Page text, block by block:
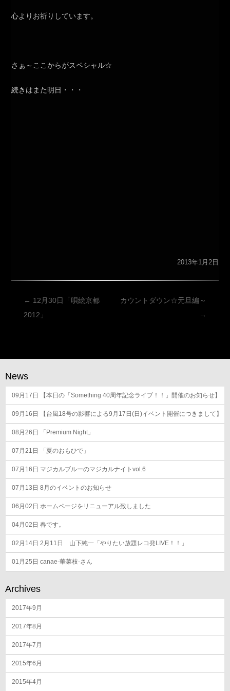
心よりお祈りしています。
さぁ～ここからがスペシャル☆
続きはまた明日・・・
2013年1月2日
投
稿
ゲ
ー
シ
ョ
ン
← 12月30日「唄絵京都
2012」
カウントダウン☆元旦編～
→
News
09月17日 【本日の「Something 40周年記念ライブ！！」開催のお知らせ】
09月16日 【台風18号の影響による9月17日(日)イベント開催につきまして】
08月26日 「Premium Night」
07月21日 「夏のおもひで」
07月16日 マジカルブルーのマジカルナイトvol.6
07月13日 8月のイベントのお知らせ
06月02日 ホームページをリニューアル致しました
04月02日 春です。
02月14日 2月11日 山下純一「やりたい放題レコ発LIVE！！」
01月25日 canae-華菜枝-さん
Archives
2017年9月
2017年8月
2017年7月
2015年6月
2015年4月